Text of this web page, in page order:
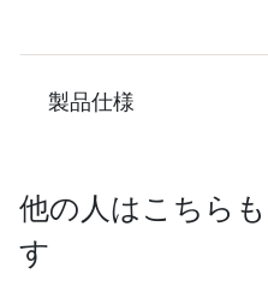
製品仕様
他の人はこちら
す